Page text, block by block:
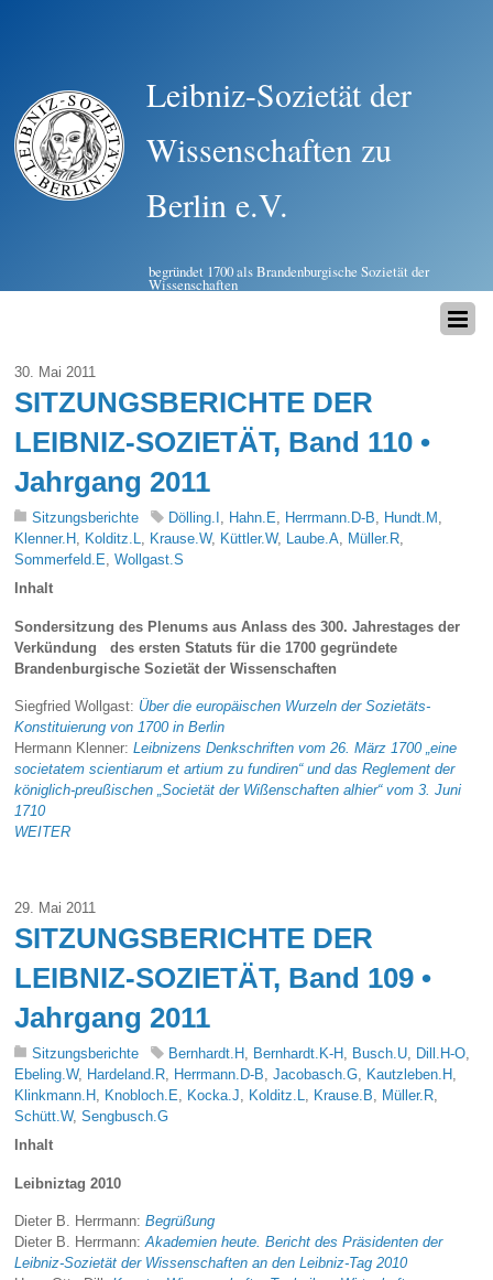
Leibniz-Sozietät der
Wissenschaften zu
Berlin e.V.
begründet 1700 als Brandenburgische Sozietät der
Wissenschaften
30. Mai 2011
SITZUNGSBERICHTE DER
LEIBNIZ-SOZIETÄT, Band 110 •
Jahrgang 2011
Sitzungsberichte Dölling.I , Hahn.E, Herrmann.D-B, Hundt.M ,
Klenner.H , Kolditz.L, Krause.W, Küttler.W, Laube.A, Müller.R,
Sommerfeld.E,Wollgast.S
Inhalt
Sondersitzung des Plenums aus Anlass des 300. Jahrestages der
Verkündung des ersten Statuts für die 1700 gegründete
Brandenburgische Sozietät der Wissenschaften
Siegfried Wollgast: Über die europäischen Wurzeln der Sozietäts-
Konstituierung von 1700 in Berlin
Hermann Klenner:Leibnizens Denkschriften vom 26. März 1700 „eine
societatem scientiarum et artium zu fundiren“ und das Reglement der
königlich-preußischen „Societät der Wißenschaften alhier“ vom 3. Juni
1710
WEITER
29. Mai 2011
SITZUNGSBERICHTE DER
LEIBNIZ-SOZIETÄT, Band 109 •
Jahrgang 2011
Sitzungsberichte Bernhardt.H , Bernhardt.K-H , Busch.U, Dill.H-O,
Ebeling.W, Hardeland.R, Herrmann.D-B,Jacobasch.G, Kautzleben.H ,
Klinkmann.H , Knobloch.E, Kocka.J, Kolditz.L, Krause.B, Müller.R,
Schütt.W,Sengbusch.G
Inhalt
Leibniztag 2010
Dieter B. Herrmann:Begrüßung
Dieter B. Herrmann:Akademien heute. Bericht des Präsidenten der
Leibniz-Sozietät der Wissenschaften an den Leibniz-Tag 2010